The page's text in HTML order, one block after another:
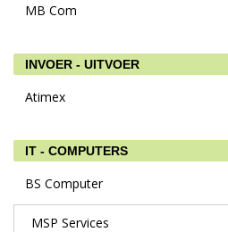
MB Com
INVOER - UITVOER
Atimex
IT - COMPUTERS
BS Computer
MSP Services